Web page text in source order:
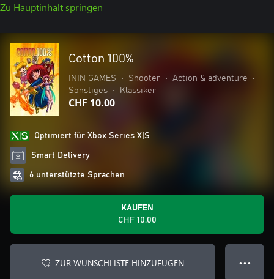
Zu Hauptinhalt springen
Cotton 100%
ININ GAMES • Shooter • Action & adventure
•
Sonstiges
• Klassiker
CHF 10.00
Optimiert für Xbox Series X|S
Smart Delivery
6 unterstützte Sprachen
KAUFEN
CHF 10.00
ZUR WUNSCHLISTE HINZUFÜGEN ● ● ●